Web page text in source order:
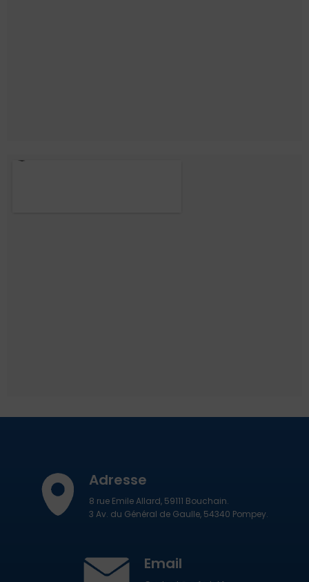
Adresse
8 rue Emile Allard, 59111 Bouchain.
3 Av. du Général de Gaulle, 54340 Pompey.
Email